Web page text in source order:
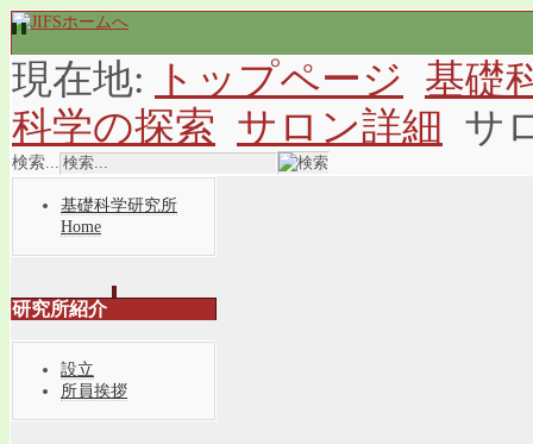
現在地: トップページ 基礎
科学の探索 サロン詳細 サ
検索...
基礎科学研究所
Home
研究所紹介
設立
所員挨拶